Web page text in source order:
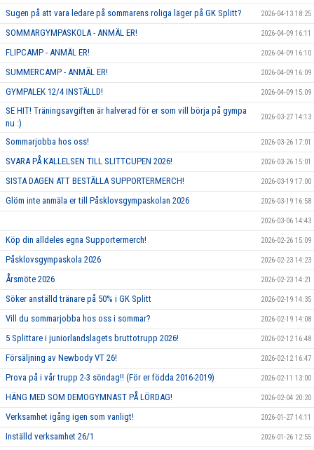
Sugen på att vara ledare på sommarens roliga läger på GK Splitt? 2026-04-13 18:25
SOMMARGYMPASKOLA - ANMÄL ER! 2026-04-09 16:11
FLIPCAMP - ANMÄL ER! 2026-04-09 16:10
SUMMERCAMP - ANMÄL ER! 2026-04-09 16:09
GYMPALEK 12/4 INSTÄLLD! 2026-04-09 15:09
SE HIT! Träningsavgiften är halverad för er som vill börja på gympa
nu :)
2026-03-27 14:13
Sommarjobba hos oss! 2026-03-26 17:01
SVARA PÅ KALLELSEN TILL SLITTCUPEN 2026! 2026-03-26 15:01
SISTA DAGEN ATT BESTÄLLA SUPPORTERMERCH! 2026-03-19 17:00
Glöm inte anmäla er till Påsklovsgympaskolan 2026 2026-03-19 16:58
2026-03-06 14:43
Köp din alldeles egna Supportermerch! 2026-02-26 15:09
Påsklovsgympaskola 2026 2026-02-23 14:23
Årsmöte 2026 2026-02-23 14:21
Söker anställd tränare på 50% i GK Splitt 2026-02-19 14:35
Vill du sommarjobba hos oss i sommar? 2026-02-19 14:08
5 Splittare i juniorlandslagets bruttotrupp 2026! 2026-02-12 16:48
Försäljning av Newbody VT 26! 2026-02-12 16:47
Prova på i vår trupp 2-3 söndag!! (För er födda 2016-2019) 2026-02-11 13:00
HÄNG MED SOM DEMOGYMNAST PÅ LÖRDAG! 2026-02-04 20:20
Verksamhet igång igen som vanligt! 2026-01-27 14:11
Inställd verksamhet 26/1 2026-01-26 12:55